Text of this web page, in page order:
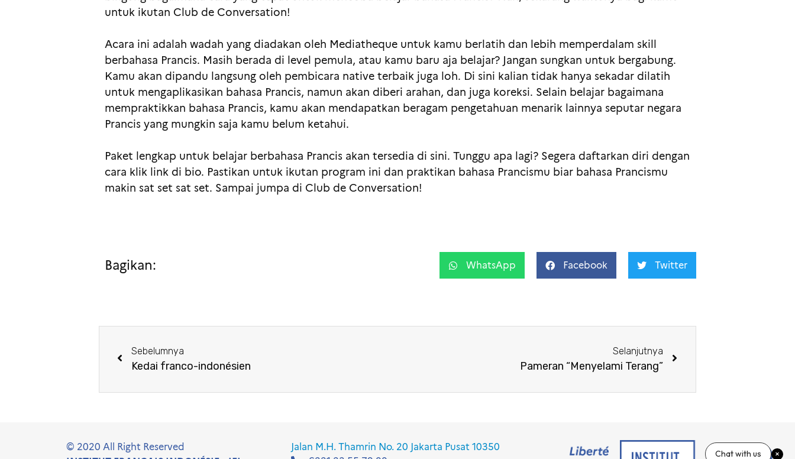
untuk ikutan Club de Conversation!
Acara ini adalah wadah yang diadakan oleh Mediatheque untuk kamu berlatih dan lebih memperdalam skill
berbahasa Prancis. Masih berada di level pemula, atau kamu baru aja belajar? Jangan sungkan untuk bergabung.
Kamu akan dipandu langsung oleh pembicara native terbaik juga loh. Di sini kalian tidak hanya sekadar dilatih
untuk mengaplikasikan bahasa Prancis, namun akan diberi arahan, dan juga koreksi. Selain belajar bagaimana
mempraktikkan bahasa Prancis, kamu akan mendapatkan beragam pengetahuan menarik lainnya seputar negara
Prancis yang mungkin saja kamu belum ketahui.
Paket lengkap untuk belajar berbahasa Prancis akan tersedia di sini. Tunggu apa lagi? Segera daftarkan diri dengan
cara klik link di bio. Pastikan untuk ikutan program ini dan praktikan bahasa Prancismu biar bahasa Prancismu
makin sat set sat set. Sampai jumpa di Club de Conversation!
Bagikan: WhatsApp Facebook Twitter
Sebelumnya
Kedai franco-indonésien
Selanjutnya
Pameran “Menyelami Terang”
© 2020 All Right Reserved
Jalan M.H. Thamrin No. 20 Jakarta Pusat 10350
Chat with us